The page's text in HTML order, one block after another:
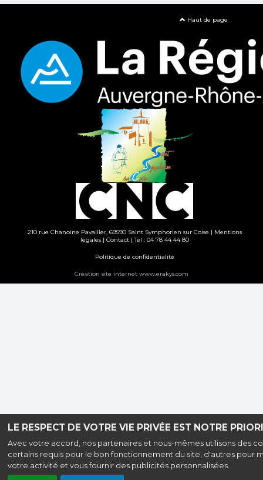
LE RESPECT DE VOTRE VIE PRIVÉE EST NOTRE
Avec votre accord, nos partenaires et nous-mêmes utilisons des
certains requis pour le bon fonctionnement du site, d'autres pour
votre activité et vous fournir des publicités personnalisées.
Haut de page
210 rue Chanoine Pavailler, 69590 Saint Symphorien sur Coise | Mentions
légales| Contact| Tel : 04 78 44 44 80
Politique de confidentialité
Création site internet www.erakys.com